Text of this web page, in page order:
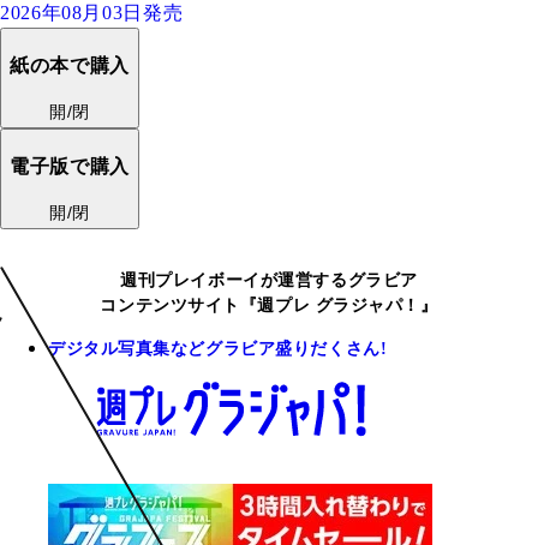
2026年08月03日発売
紙の本で購入
開/閉
電子版で購入
開/閉
週刊プレイボーイが運営するグラビア
コンテンツサイト『週プレ グラジャパ！』
デジタル写真集などグラビア盛りだくさん!